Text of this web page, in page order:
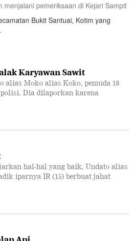
menjalani pemeriksaan di Kejari Sampit
Bukit Santuai, Kotim yang
Karyawan Sawit
alias Moko alias Koko, pemuda 18
Dia dilaporkan karena
hal-hal yang baik, Undato alias
iparnya IR (15) berbuat jahat
Api